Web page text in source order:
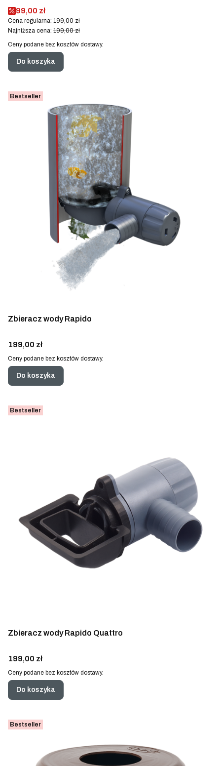
Cena promocyjna
99,00 zł
Cena regularna: 199,00 zł
Najniższa cena: 199,00 zł
Ceny podane bez kosztów dostawy.
Do koszyka
Bestseller
Zbieracz wody Rapido
Cena
199,00 zł
Ceny podane bez kosztów dostawy.
Do koszyka
Bestseller
Zbieracz wody Rapido Quattro
Cena
199,00 zł
Ceny podane bez kosztów dostawy.
Do koszyka
Bestseller